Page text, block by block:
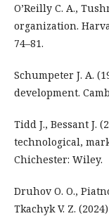
O’Reilly C. A.,
organization.
74–81.
Schumpeter J. A.
development.
Tidd J., Bessant J.
technological,
Chichester: Wiley.
Druhov O. O.,
Tkachyk V. Z.